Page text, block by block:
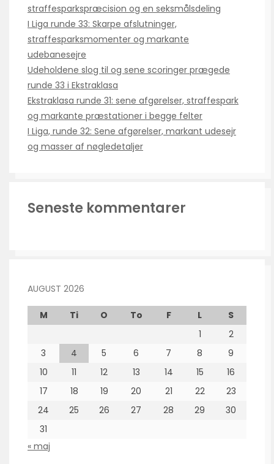
straffesparkspræcision og en seksmålsdeling
I Liga runde 33: Skarpe afslutninger,
straffesparksmomenter og markante
udebanesejre
Udeholdene slog til og sene scoringer prægede
runde 33 i Ekstraklasa
Ekstraklasa runde 31: sene afgørelser, straffespark
og markante præstationer i begge felter
I Liga, runde 32: Sene afgørelser, markant udesejr
og masser af nøgledetaljer
Seneste kommentarer
AUGUST 2026
M Ti O To F L
S
1
2
3
4 5 6 7 8
9
10
11 12 13 14 15
16
17
18 19 20 21 22
23
24
25 26 27 28 29
30
31
« maj